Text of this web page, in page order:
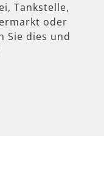
Tankstelle,
oder
Sie dies und